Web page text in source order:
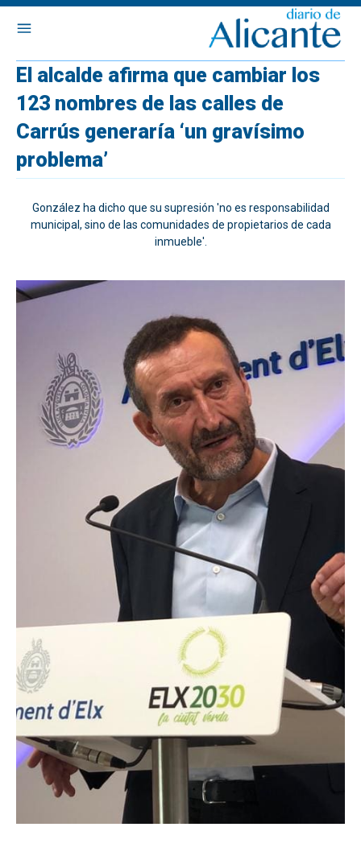
El alcalde afirma que cambiar los
123 nombres de las calles de
Carrús generaría ‘un gravísimo
problema’
González ha dicho que su supresión 'no es responsabilidad
municipal, sino de las comunidades de propietarios de cada
inmueble'.